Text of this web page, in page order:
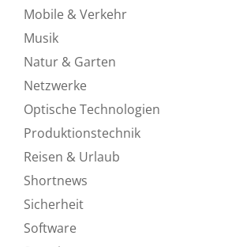
Mobile & Verkehr
Musik
Natur & Garten
Netzwerke
Optische Technologien
Produktionstechnik
Reisen & Urlaub
Shortnews
Sicherheit
Software